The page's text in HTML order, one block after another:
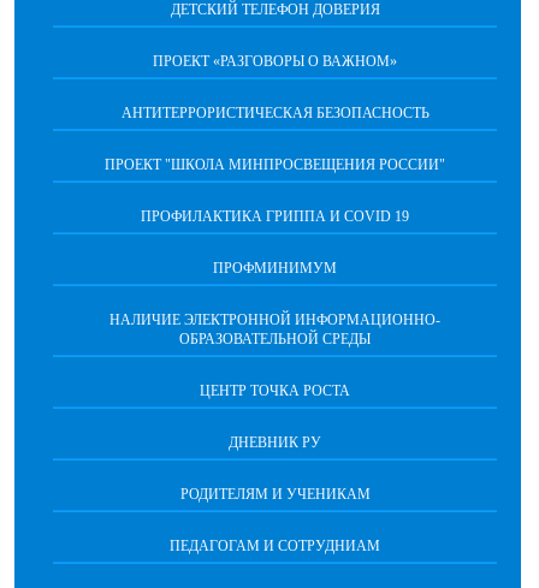
ДЕТСКИЙ ТЕЛЕФОН ДОВЕРИЯ
ПРОЕКТ «РАЗГОВОРЫ О ВАЖНОМ»
АНТИТЕРРОРИСТИЧЕСКАЯ БЕЗОПАСНОСТЬ
ПРОЕКТ "ШКОЛА МИНПРОСВЕЩЕНИЯ РОССИИ"
ПРОФИЛАКТИКА ГРИППА И COVID 19
ПРОФМИНИМУМ
НАЛИЧИЕ ЭЛЕКТРОННОЙ ИНФОРМАЦИОННО-
ОБРАЗОВАТЕЛЬНОЙ СРЕДЫ
ЦЕНТР ТОЧКА РОСТА
ДНЕВНИК РУ
РОДИТЕЛЯМ И УЧЕНИКАМ
ПЕДАГОГАМ И СОТРУДНИАМ